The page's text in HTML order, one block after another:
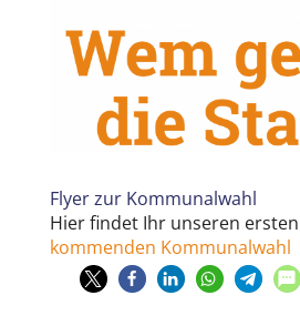
Flyer zur Kommunalwahl
Hier findet Ihr unseren ersten
kommenden Kommunalwahl